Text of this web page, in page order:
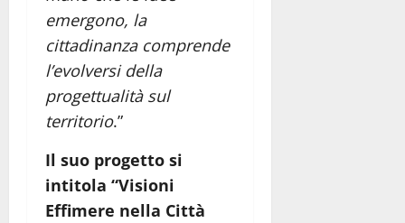
emergono, la
cittadinanza comprende
l’evolversi della
progettualità sul
territorio.”
Il suo progetto si
intitola “Visioni
Effimere nella Città